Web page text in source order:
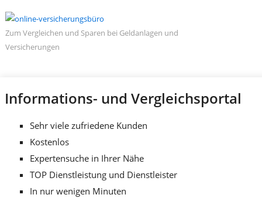
Zum Vergleichen und Sparen bei Geldanlagen und
Versicherungen
Informations- und Vergleichsportal
Sehr viele zufriedene Kunden
Kostenlos
Expertensuche in Ihrer Nähe
TOP Dienstleistung und Dienstleister
In nur wenigen Minuten